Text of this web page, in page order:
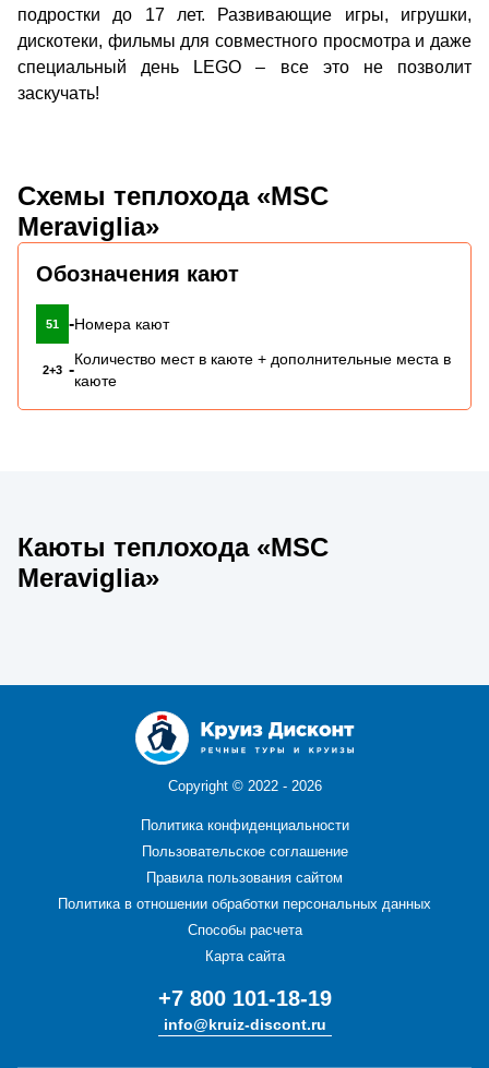
подростки до 17 лет. Развивающие игры, игрушки,
дискотеки, фильмы для совместного просмотра и даже
специальный день LEGO – все это не позволит
заскучать!
Схемы теплохода «MSC
Meraviglia»
Обозначения кают
51 -Номера кают
2+3 -
Количество мест в каюте + дополнительные места в
каюте
Каюты теплохода «MSC
Meraviglia»
Copyright © 2022 - 2026
Политика конфиденциальности
Пользовательское соглашение
Правила пользования сайтом
Политика в отношении обработки персональных данных
Способы расчета
Карта сайта
+7 800 101-18-19
info@kruiz-discont.ru